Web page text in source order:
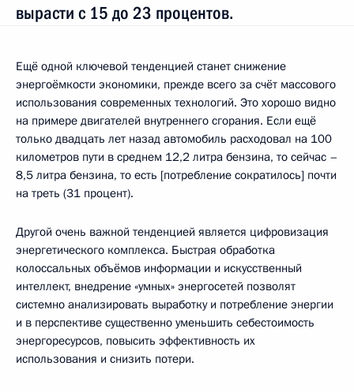
вырасти с 15 до 23 процентов.
Ещё одной ключевой тенденцией станет снижение
энергоёмкости экономики, прежде всего за счёт массового
использования современных технологий. Это хорошо видно
на примере двигателей внутреннего сгорания. Если ещё
только двадцать лет назад автомобиль расходовал на 100
километров пути в среднем 12,2 литра бензина, то сейчас –
8,5 литра бензина, то есть [потребление сократилось] почти
на треть (31 процент).
Другой очень важной тенденцией является цифровизация
энергетического комплекса. Быстрая обработка
колоссальных объёмов информации и искусственный
интеллект, внедрение «умных» энергосетей позволят
системно анализировать выработку и потребление энергии
и в перспективе существенно уменьшить себестоимость
энергоресурсов, повысить эффективность их
использования и снизить потери.